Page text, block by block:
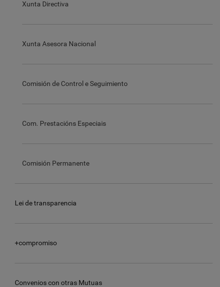
Xunta Directiva
Xunta Asesora Nacional
Comisión de Control e Seguimiento
Com. Prestacións Especiais
Comisión Permanente
Lei de transparencia
+compromiso
Convenios con otras Mutuas